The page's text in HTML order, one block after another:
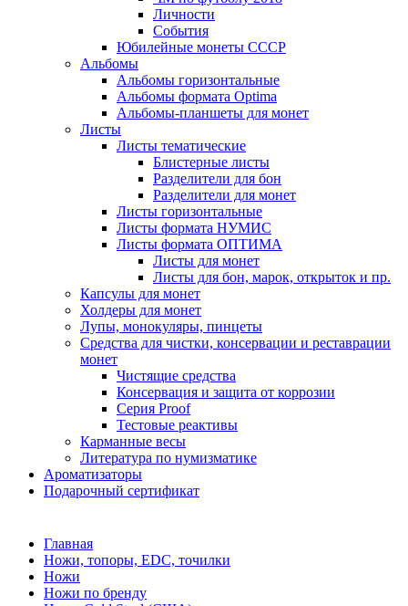
Личности
События
Юбилейные монеты СССР
Альбомы
Альбомы горизонтальные
Альбомы формата Optima
Альбомы-планшеты для монет
Листы
Листы тематические
Блистерные листы
Разделители для бон
Разделители для монет
Листы горизонтальные
Листы формата НУМИС
Листы формата ОПТИМА
Листы для монет
Листы для бон, марок, открыток и пр.
Капсулы для монет
Холдеры для монет
Лупы, монокуляры, пинцеты
Средства для чистки, консервации и реставрации
монет
Чистящие средства
Консервация и защита от коррозии
Серия Proof
Тестовые реактивы
Карманные весы
Литература по нумизматике
Ароматизаторы
Подарочный сертификат
Главная
Ножи, топоры, EDC, точилки
Ножи
Ножи по бренду